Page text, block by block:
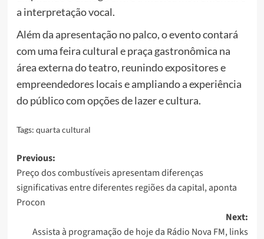
a interpretação vocal.
Além da apresentação no palco, o evento contará
com uma feira cultural e praça gastronômica na
área externa do teatro, reunindo expositores e
empreendedores locais e ampliando a experiência
do público com opções de lazer e cultura.
Tags: quarta cultural
Post
navigation
Previous:
Preço dos combustíveis apresentam diferenças
significativas entre diferentes regiões da capital, aponta
Procon
Next:
Assista à programação de hoje da Rádio Nova FM, links